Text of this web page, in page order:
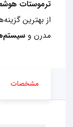
ترموستات
از بهترین
مدرن و
مشخصات